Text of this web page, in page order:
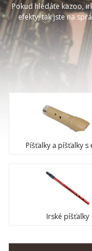
Pokud hledáte kazoo,
efekty, tak jste na
Píšťalky a píšťalky s
Irské píšťalky